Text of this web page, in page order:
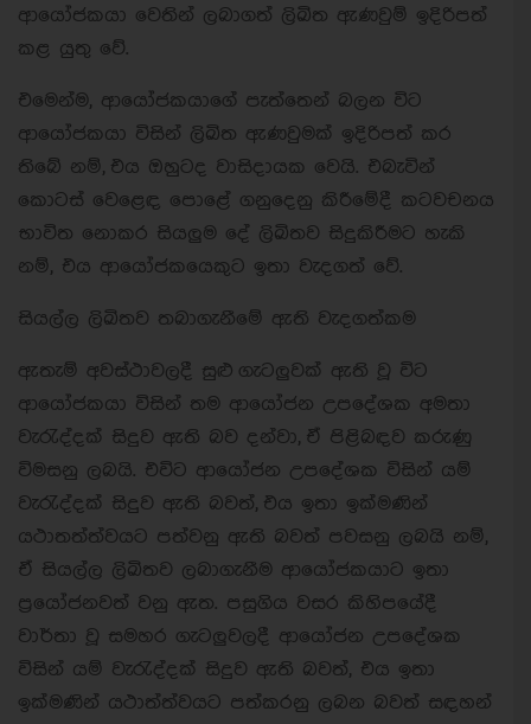
ආයෝජකයා වෙතින් ලබාගත් ලිඛිත ඇණවුම් ඉදිරිපත්
කළ යුතු වේ.
එමෙන්ම, ආයෝජකයාගේ පැත්තෙන් බලන විට
ආයෝජකයා විසින් ලිඛිත ඇණවුමක් ඉදිරිපත් කර
තිබේ නම්, එය ඔහුටද වාසිදායක වෙයි. එබැවින්
කොටස් වෙළෙඳ පොළේ ගනුදෙනු කිරීමේදී කටවචනය
භාවිත නොකර සියලුම දේ ලිඛිතව සිදුකිරීමට හැකි
නම්, එය ආයෝජකයෙකුට ඉතා වැදගත් වේ.
සියල්ල ලිඛිතව තබාගැනීමේ ඇති වැදගත්කම
ඇතැම් අවස්ථාවලදී සුළු ගැටලුවක් ඇති වූ විට
ආයෝජකයා විසින් තම ආයෝජන උපදේශක අමතා
වැරැද්දක් සිදුව ඇති බව දන්වා, ඒ පිළිබඳව කරුණු
විමසනු ලබයි. එවිට ආයෝජන උපදේශක විසින් යම්
වැරැද්දක් සිදුව ඇති බවත්, එය ඉතා ඉක්මණින්
යථාතත්ත්වයට පත්වනු ඇති බවත් පවසනු ලබයි නම්,
ඒ සියල්ල ලිඛිතව ලබාගැනීම ආයෝජකයාට ඉතා
ප්‍රයෝජනවත් වනු ඇත. පසුගිය වසර කිහිපයේදී
වාර්තා වූ සමහර ගැටලුවලදී ආයෝජන උපදේශක
විසින් යම් වැරැද්දක් සිදුව ඇති බවත්, එය ඉතා
ඉක්මණින් යථාත්ත්වයට පත්කරනු ලබන බවත් සඳහන්